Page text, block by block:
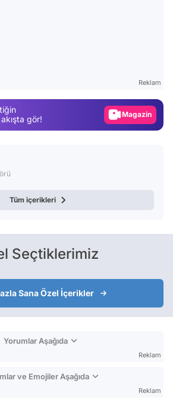
Reklam
gör!
Magazin
Tüm içerikleri
Seçtiklerimiz
Sana Özel İçerikler
Yorumlar Aşağıda
Reklam
ve Emojiler Aşağıda
Reklam